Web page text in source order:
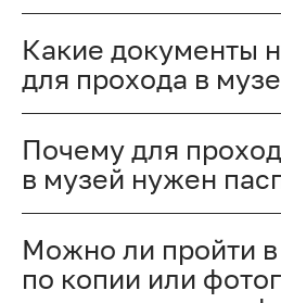
Какие документы
для прохода в
Почему для
в музей нужен
Можно ли пройти
по копии или